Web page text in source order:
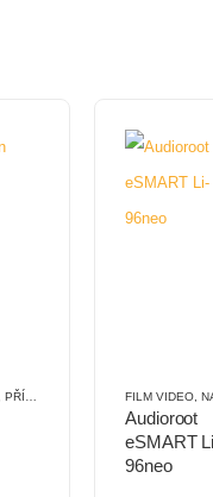
PŘÍSLUŠENSTVÍ PROTIVĚTRNÁ
FILM VIDEO ,
Audioroot
eSMART
96neo